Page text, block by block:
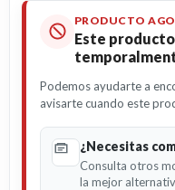
PRODUCTO
Este
Podemos ayudarte a
avisarte cuando este
¿Necesitas
Consulta otros
la mejor